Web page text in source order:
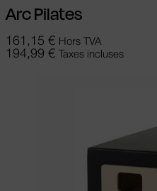
Arc Pilates
161,15 € Hors TVA
194,99 € Taxes incluses